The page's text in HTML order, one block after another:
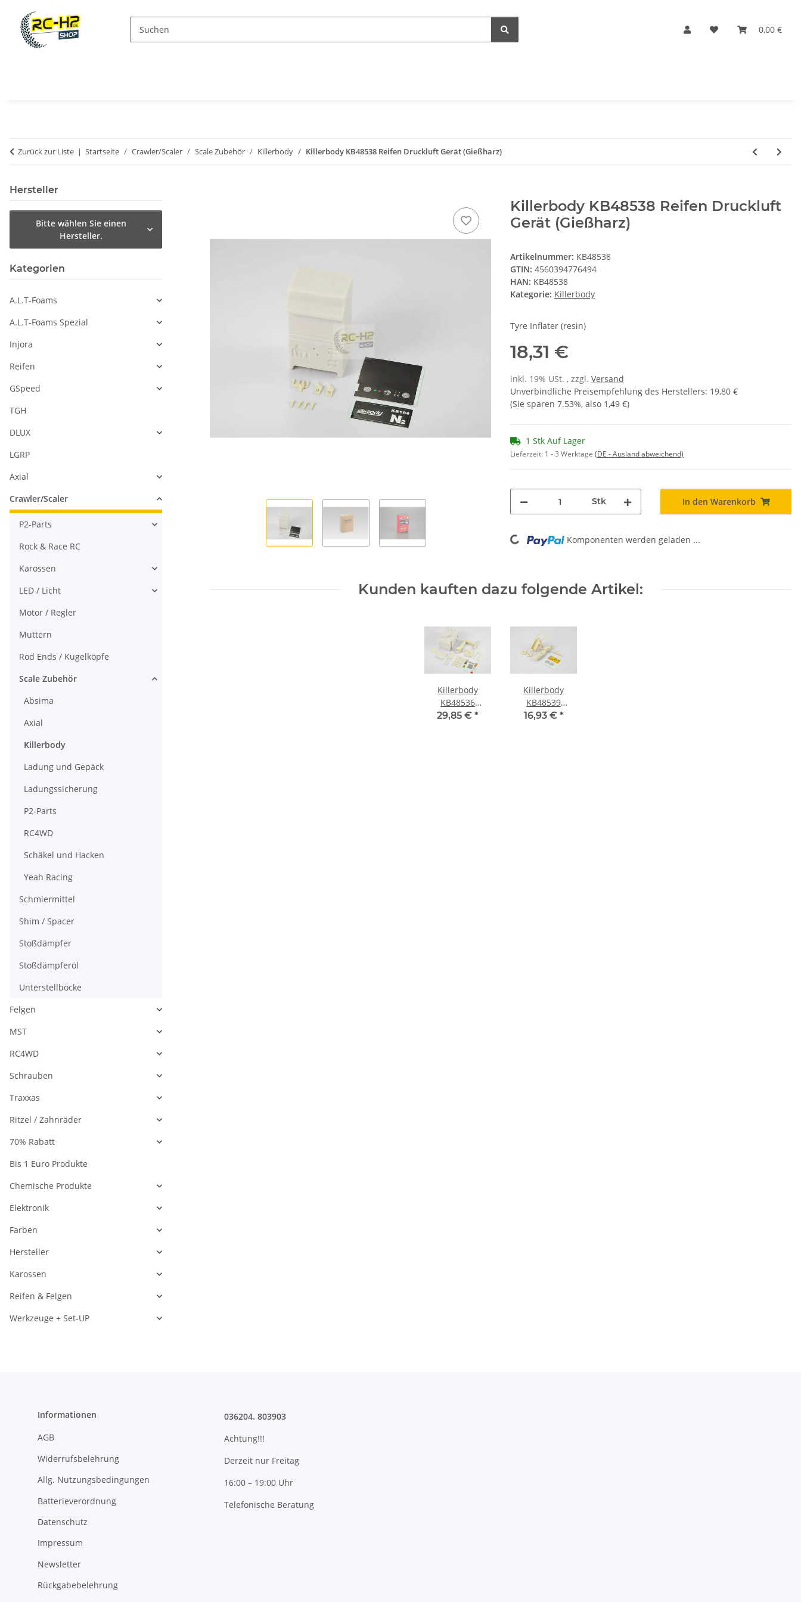
0,00 €
Zurück zur Liste Startseite Crawler/Scaler Scale Zubehör Killerbody Killerbody KB48538 Reifen Druckluft Gerät (Gießharz)
Killerbody KB48538 Reifen Druckluft
Gerät (Gießharz)
Artikelnummer: KB48538
GTIN: 4560394776494
HAN: KB48538
Kategorie: Killerbody
Tyre Inflater (resin)
18,31 €
inkl. 19% USt. , zzgl. Versand
Unverbindliche Preisempfehlung des Herstellers: 19,80 €
(Sie sparen 7.53%, also 1,49 €)
1 Stk Auf Lager
Lieferzeit: 1 - 3 Werktage (DE - Ausland abweichend)
Stk In den Warenkorb
Loading... Komponenten werden geladen ...
Kunden kauften dazu folgende Artikel:
Killerbody
KB48536
Reifenwechsler
29,85 € *
Killerbody
KB48539
Feuerlöscher
16,93 € *
Hersteller
Bitte wählen Sie einen
Hersteller.
Kategorien
A.L.T-Foams
A.L.T-Foams Spezial
Injora
Reifen
GSpeed
TGH
DLUX
LGRP
Axial
Crawler/Scaler
P2-Parts
Rock & Race RC
Karossen
LED / Licht
Motor / Regler
Muttern
Rod Ends / Kugelköpfe
Scale Zubehör
Absima
Axial
Killerbody
Ladung und Gepäck
Ladungssicherung
P2-Parts
RC4WD
Schäkel und Hacken
Yeah Racing
Schmiermittel
Shim / Spacer
Stoßdämpfer
Stoßdämpferöl
Unterstellböcke
Felgen
MST
RC4WD
Schrauben
Traxxas
Ritzel / Zahnräder
70% Rabatt
Bis 1 Euro Produkte
Chemische Produkte
Elektronik
Farben
Hersteller
Karossen
Reifen & Felgen
Werkzeuge + Set-UP
Informationen
AGB
Widerrufsbelehrung
Allg. Nutzungsbedingungen
Batterieverordnung
Datenschutz
Impressum
Newsletter
Rückgabebelehrung
036204. 803903
Achtung!!!
Derzeit nur Freitag
16:00 – 19:00 Uhr
Telefonische Beratung